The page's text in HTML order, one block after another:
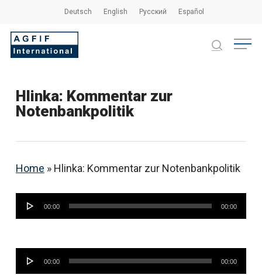
main
content
Deutsch English Русский Español
search
Hlinka: Kommentar zur
Notenbankpolitik
Home » Hlinka: Kommentar zur Notenbankpolitik
Player
00:00 00:00
Player
00:00 00:00
Menu